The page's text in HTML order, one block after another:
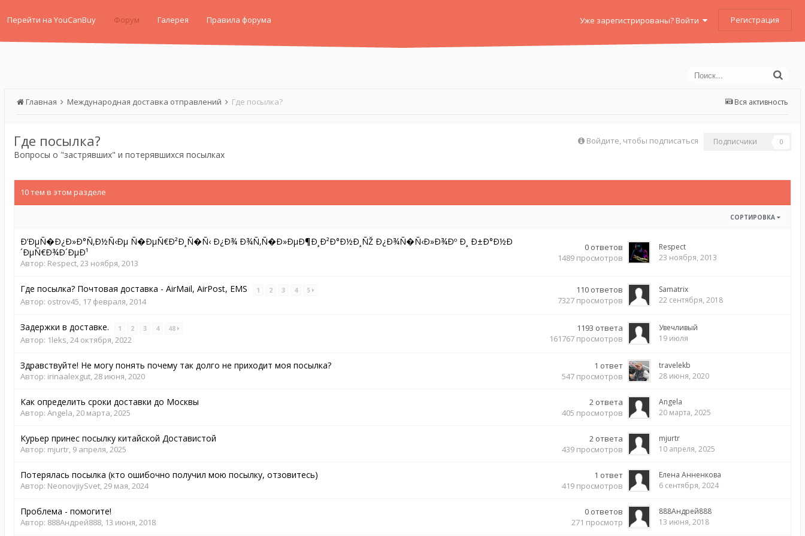
Перейти на YouCanBuy Форум Галерея Правила форума Уже зарегистрированы? Войти Регистрация
Вся активность
Главная Международная доставка отправлений Где посылка?
Где посылка? Войдите, чтобы подписаться Подписчики 0
Вопросы о "застрявших" и потерявшихся посылках
10 тем в этом разделе
СОРТИРОВКА
Ð‘ÐµÑ�Ð¿Ð»Ð°Ñ‚Ð½Ñ‹Ðµ Ñ�ÐµÑ€Ð²Ð¸Ñ�Ñ‹ Ð¿Ð¾ Ð¾Ñ‚Ñ�Ð»ÐµÐ¶Ð¸Ð²Ð°Ð½Ð¸ÑŽ Ð¿Ð¾Ñ�Ñ‹Ð»Ð¾Ðº Ð¸ Ð±Ð°Ð½Ð
´ÐµÑ€Ð¾Ð´ÐµÐ¹
Автор: Respect,23 ноября, 2013
0 ответов
1489 просмотров
Respect
23 ноября, 2013
Где посылка? Почтовая доставка - AirMail, AirPost, EMS 1 2 3 4 5
Автор: ostrov45, 17 февраля, 2014
110 ответов
7327 просмотров
Samatrix
22 сентября, 2018
Задержки в доставке. 1 2 3 4 48
Автор: 1leks,24 октября, 2022
1193 ответа
161767 просмотров
Увечливый
19 июля
Здравствуйте! Не могу понять почему так долго не приходит моя посылка?
Автор: irinaalexgut,28 июня, 2020
1 ответ
547 просмотров
travelekb
28 июня, 2020
Как определить сроки доставки до Москвы
Автор: Angela,20 марта, 2025
2 ответа
405 просмотров
Angela
20 марта, 2025
Курьер принес посылку китайской Доставистой
Автор: mjurtr, 9 апреля, 2025
2 ответа
439 просмотров
mjurtr
10 апреля, 2025
Потерялась посылка (кто ошибочно получил мою посылку, отзовитесь)
Автор: NeonovjiySvet,29 мая, 2024
1 ответ
419 просмотров
Елена Анненкова
6 сентября, 2024
Проблема - помогите!
Автор: 888Андрей888, 13 июня, 2018
0 ответов
271 просмотр
888Андрей888
13 июня, 2018